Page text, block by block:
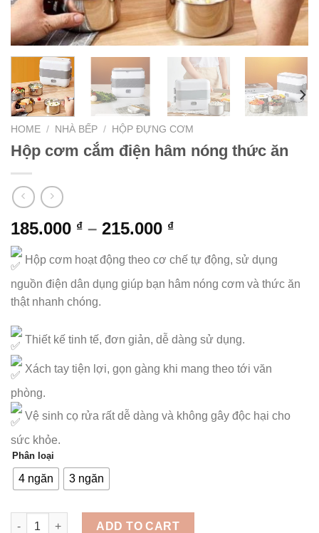
HOME / NHÀ BẾP / HỘP ĐỰNG CƠM
Hộp cơm cắm điện hâm nóng thức ăn
185.000 ₫ – 215.000 ₫
Hộp cơm hoạt động theo cơ chế tự động, sử dụng
nguồn điện dân dụng giúp bạn hâm nóng cơm và thức ăn
thật nhanh chóng.
Thiết kế tinh tế, đơn giản, dễ dàng sử dụng.
Xách tay tiện lợi, gọn gàng khi mang theo tới văn
phòng.
Vệ sinh cọ rửa rất dễ dàng và không gây độc hại cho
sức khỏe.
Phân loại
4 ngăn 3 ngăn
Hộp cơm cắm điện hâm nóng thức ăn quantity
ADD TO CART